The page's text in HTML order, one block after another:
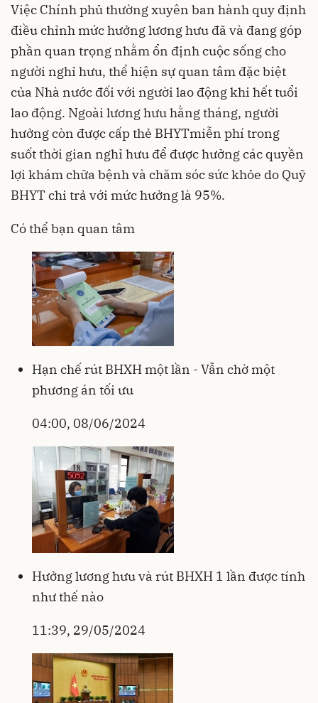
Việc Chính phủ thường xuyên ban hành quy định
điều chỉnh mức hưởng lương hưu đã và đang góp
phần quan trọng nhằm ổn định cuộc sống cho
người nghỉ hưu, thể hiện sự quan tâm đặc biệt
của Nhà nước đối với người lao động khi hết tuổi
lao động. Ngoài lương hưu hằng tháng, người
hưởng còn được cấp thẻ BHYTmiễn phí trong
suốt thời gian nghỉ hưu để được hưởng các quyền
lợi khám chữa bệnh và chăm sóc sức khỏe do Quỹ
BHYT chi trả với mức hưởng là 95%.
Có thể bạn quan tâm
Hạn chế rút BHXH một lần - Vẫn chờ một
phương án tối ưu
04:00, 08/06/2024
Hưởng lương hưu và rút BHXH 1 lần được tính
như thế nào
11:39, 29/05/2024